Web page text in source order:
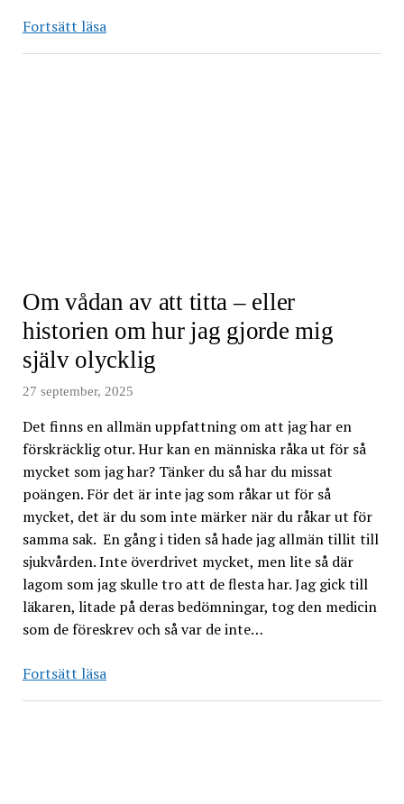
Fortsätt läsaDet
Om vådan av att titta – eller
historien om hur jag gjorde mig
själv olycklig
27 september, 2025
Det finns en allmän uppfattning om att jag har en
förskräcklig otur. Hur kan en människa råka ut för så
mycket som jag har? Tänker du så har du missat
poängen. För det är inte jag som råkar ut för så
mycket, det är du som inte märker när du råkar ut för
samma sak. En gång i tiden så hade jag allmän tillit till
sjukvården. Inte överdrivet mycket, men lite så där
lagom som jag skulle tro att de flesta har. Jag gick till
läkaren, litade på deras bedömningar, tog den medicin
som de föreskrev och så var de inte…
Fortsätt läsaOm